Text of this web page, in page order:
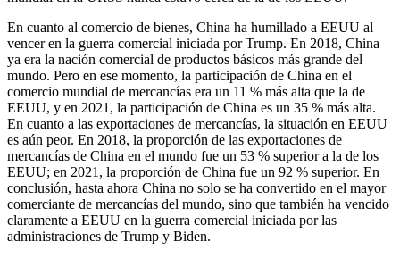
En cuanto al comercio de bienes, China ha humillado a EEUU al
vencer en la guerra comercial iniciada por Trump. En 2018, China
ya era la nación comercial de productos básicos más grande del
mundo. Pero en ese momento, la participación de China en el
comercio mundial de mercancías era un 11 % más alta que la de
EEUU, y en 2021, la participación de China es un 35 % más alta.
En cuanto a las exportaciones de mercancías, la situación en EEUU
es aún peor. En 2018, la proporción de las exportaciones de
mercancías de China en el mundo fue un 53 % superior a la de los
EEUU; en 2021, la proporción de China fue un 92 % superior. En
conclusión, hasta ahora China no solo se ha convertido en el mayor
comerciante de mercancías del mundo, sino que también ha vencido
claramente a EEUU en la guerra comercial iniciada por las
administraciones de Trump y Biden.